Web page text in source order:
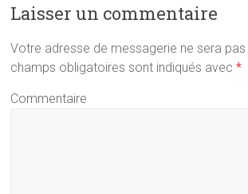
k
s
n
Laisser un commentaire
Votre adresse de messagerie ne sera pas
champs obligatoires sont indiqués avec*
Commentaire